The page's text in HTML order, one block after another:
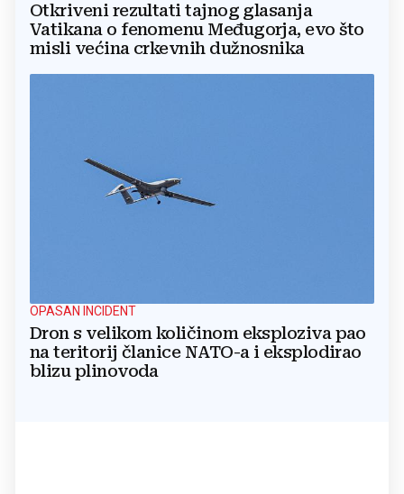
Otkriveni rezultati tajnog glasanja
Vatikana o fenomenu Međugorja, evo što
misli većina crkevnih dužnosnika
OPASAN INCIDENT
Dron s velikom količinom eksploziva pao
na teritorij članice NATO-a i eksplodirao
blizu plinovoda